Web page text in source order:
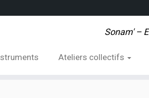
Sonam' –
Ateliers collectifs